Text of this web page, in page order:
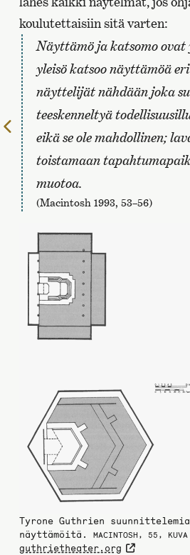
koulutettaisiin sitä varten:
Näyttämö ja katsomo ovat
yleisö katsoo näyttämöä
näyttelijät nähdään joka
teeskenneltyä
eikä se ole mahdollinen;
toistamaan
muotoa.
(Macintosh 1993, 53–56)
Tyrone Guthrien suunnittelemia
näyttämöitä.
MACINTOSH, 55,
guthrietheater.org
Edellinen
sivu